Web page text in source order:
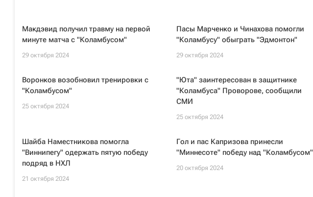
Макдэвид получил травму на первой
минуте матча с "Коламбусом"
29 октября 2024
Пасы Марченко и Чинахова помогли
"Коламбусу" обыграть "Эдмонтон"
29 октября 2024
Воронков возобновил тренировки с
"Коламбусом"
25 октября 2024
"Юта" заинтересован в защитнике
"Коламбуса" Проворове, сообщили
СМИ
25 октября 2024
Шайба Наместникова помогла
"Виннипегу" одержать пятую победу
подряд в НХЛ
21 октября 2024
Гол и пас Капризова принесли
"Миннесоте" победу над "Коламбусом"
20 октября 2024